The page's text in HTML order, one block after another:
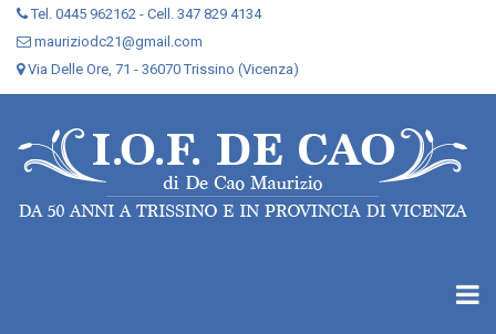
Tel. 0445 962162 - Cell. 347 829 4134
mauriziodc21@gmail.com
Via Delle Ore, 71 - 36070 Trissino (Vicenza)